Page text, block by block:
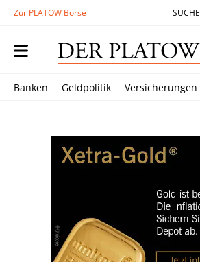
Zur PLATOW Börse SUCHE
Banken Geldpolitik Versicherungen